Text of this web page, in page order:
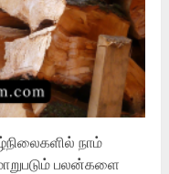
நாம்
பலன்களை